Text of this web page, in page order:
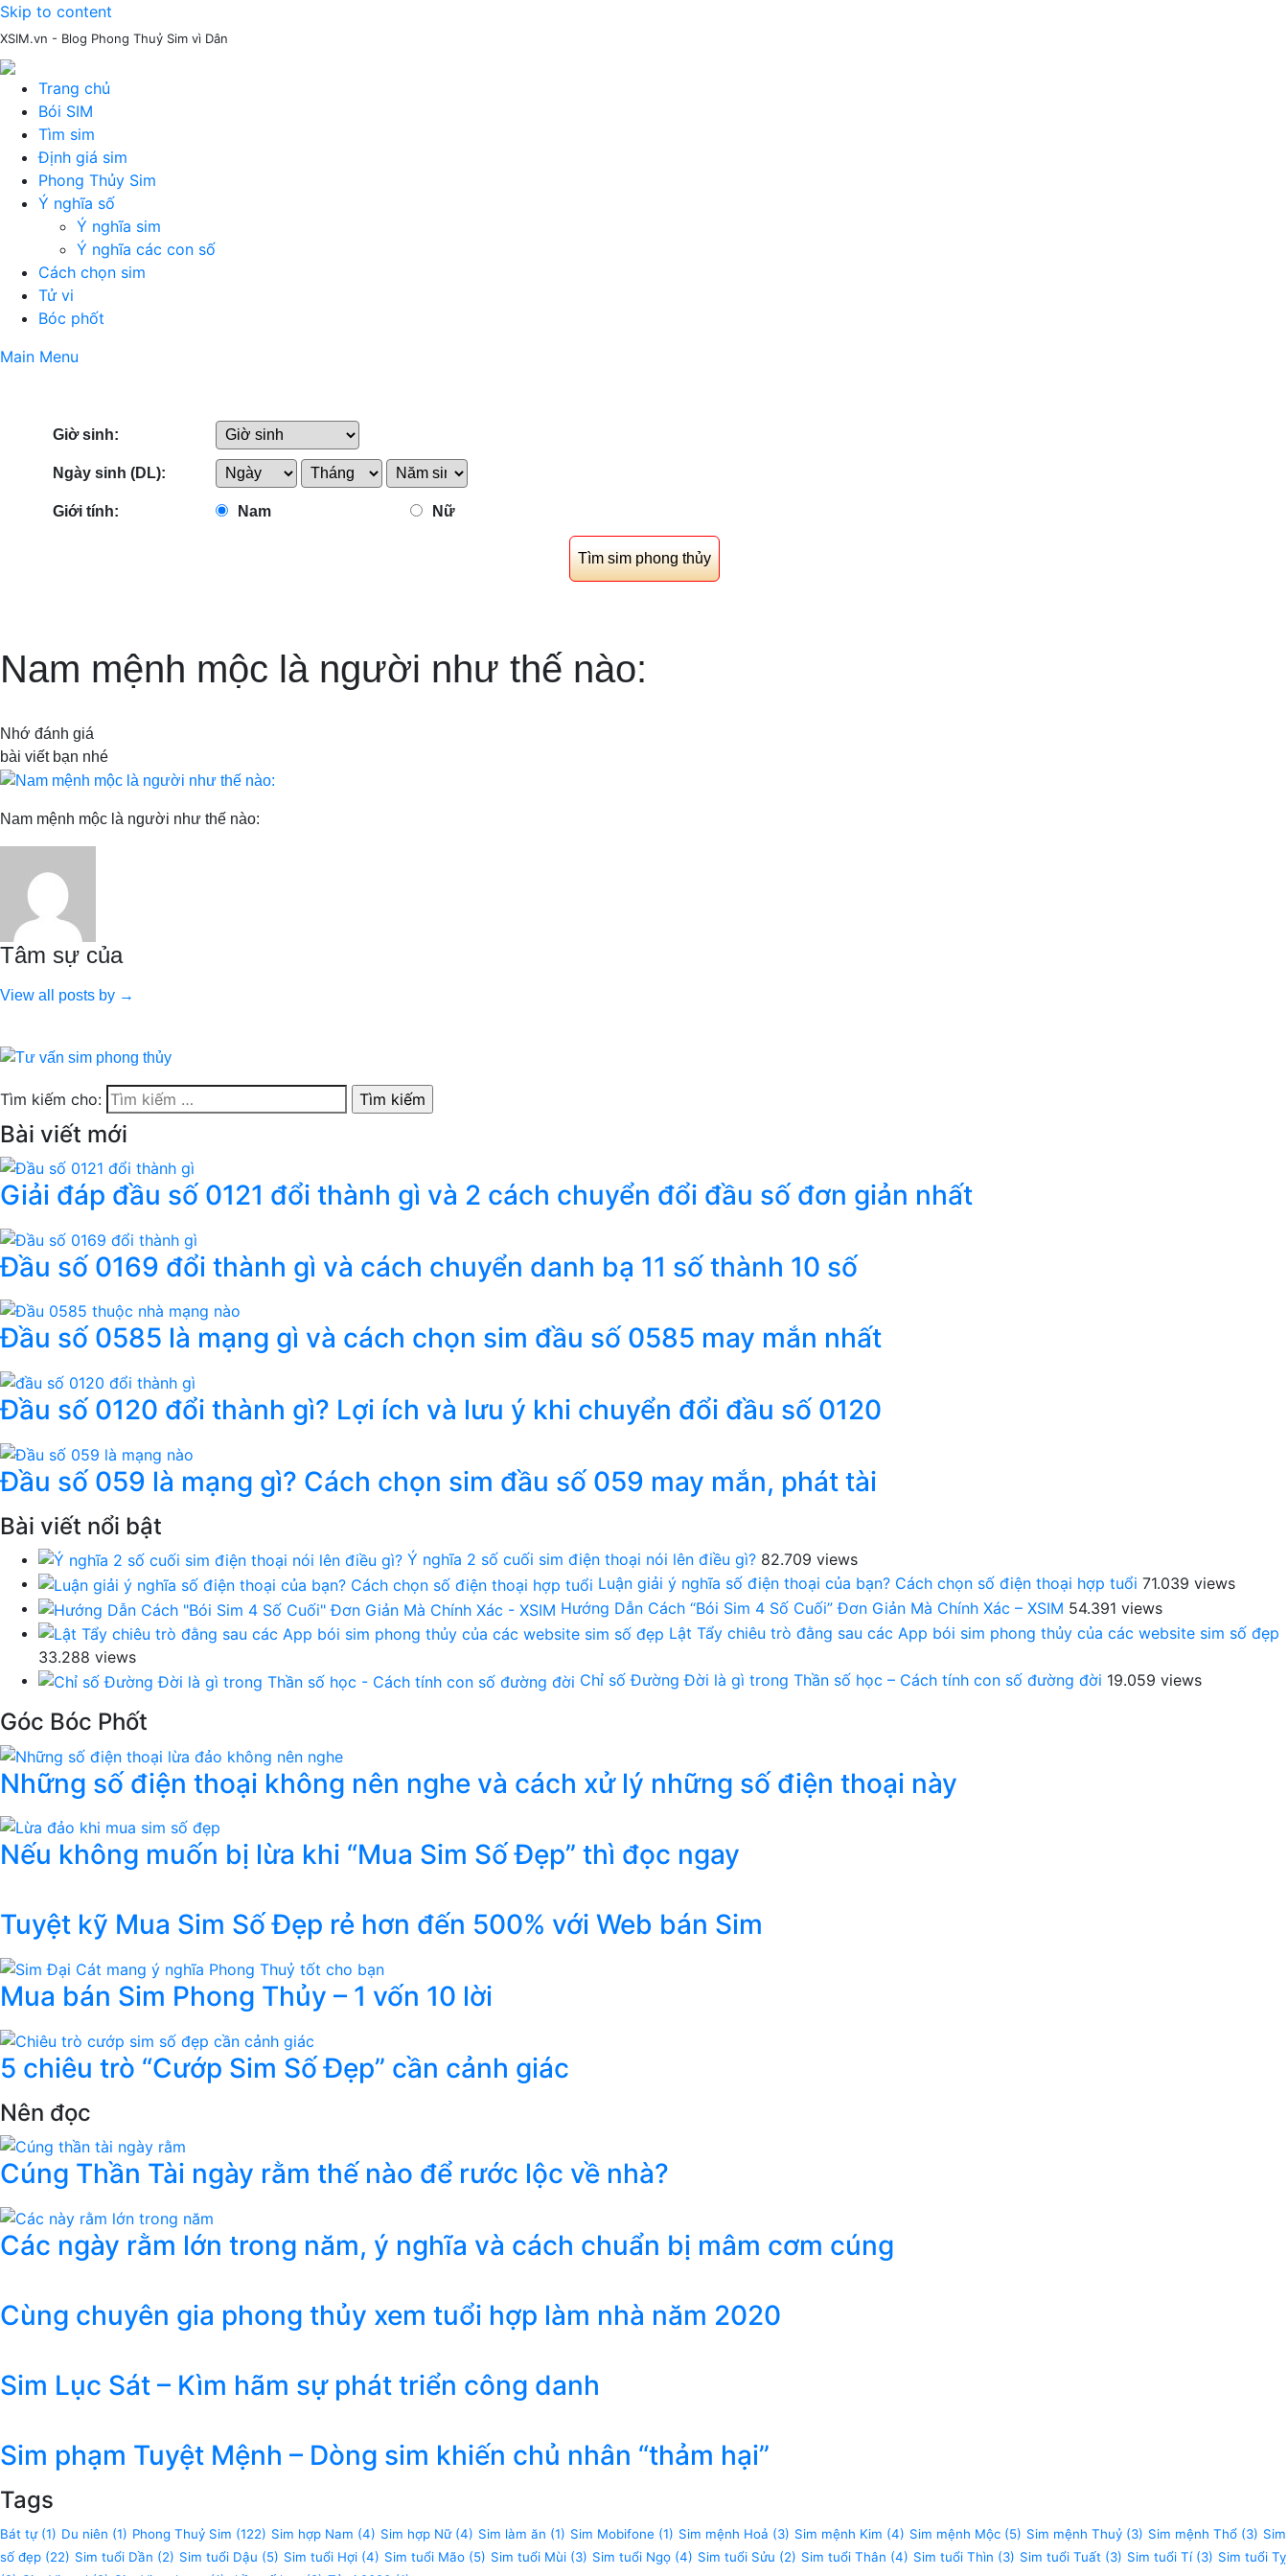
Skip to content
XSIM.vn - Blog Phong Thuỷ Sim vì Dân
Trang chủ
Bói SIM
Tìm sim
Định giá sim
Phong Thủy Sim
Ý nghĩa số
Ý nghĩa sim
Ý nghĩa các con số
Cách chọn sim
Tử vi
Bóc phốt
Main Menu
Giờ sinh:
Ngày sinh (DL):
Giới tính: Nam Nữ
Nam mệnh mộc là người như thế nào:
Nhớ đánh giá
bài viết bạn nhé
Nam mệnh mộc là người như thế nào:
Tâm sự của
View all posts by →
Tìm kiếm cho:
Bài viết mới
Giải đáp đầu số 0121 đổi thành gì và 2 cách chuyển đổi đầu số đơn giản nhất
Đầu số 0169 đổi thành gì và cách chuyển danh bạ 11 số thành 10 số
Đầu số 0585 là mạng gì và cách chọn sim đầu số 0585 may mắn nhất
Đầu số 0120 đổi thành gì? Lợi ích và lưu ý khi chuyển đổi đầu số 0120
Đầu số 059 là mạng gì? Cách chọn sim đầu số 059 may mắn, phát tài
Bài viết nổi bật
Ý nghĩa 2 số cuối sim điện thoại nói lên điều gì? 82.709 views
Luận giải ý nghĩa số điện thoại của bạn? Cách chọn số điện thoại hợp tuổi 71.039 views
Hướng Dẫn Cách “Bói Sim 4 Số Cuối” Đơn Giản Mà Chính Xác – XSIM 54.391 views
Lật Tẩy chiêu trò đằng sau các App bói sim phong thủy của các website sim số đẹp
33.288 views
Chỉ số Đường Đời là gì trong Thần số học – Cách tính con số đường đời 19.059 views
Góc Bóc Phốt
Những số điện thoại không nên nghe và cách xử lý những số điện thoại này
Nếu không muốn bị lừa khi “Mua Sim Số Đẹp” thì đọc ngay
Tuyệt kỹ Mua Sim Số Đẹp rẻ hơn đến 500% với Web bán Sim
Mua bán Sim Phong Thủy – 1 vốn 10 lời
5 chiêu trò “Cướp Sim Số Đẹp” cần cảnh giác
Nên đọc
Cúng Thần Tài ngày rằm thế nào để rước lộc về nhà?
Các ngày rằm lớn trong năm, ý nghĩa và cách chuẩn bị mâm cơm cúng
Cùng chuyên gia phong thủy xem tuổi hợp làm nhà năm 2020
Sim Lục Sát – Kìm hãm sự phát triển công danh
Sim phạm Tuyệt Mệnh – Dòng sim khiến chủ nhân “thảm hại”
Tags
Bát tự(1) Du niên (1) Phong Thuỷ Sim (122) Sim hợp Nam (4) Sim hợp Nữ(4) Sim làm ăn (1) Sim Mobifone (1) Sim mệnh Hoả (3) Sim mệnh Kim (4) Sim mệnh Mộc (5) Sim mệnh Thuỷ (3) Sim mệnh Thổ (3) Sim
số đẹp (22) Sim tuổi Dần (2) Sim tuổi Dậu (5) Sim tuổi Hợi (4) Sim tuổi Mão (5) Sim tuổi Mùi (3) Sim tuổi Ngọ (4) Sim tuổi Sửu (2) Sim tuổi Thân (4) Sim tuổi Thìn (3) Sim tuổi Tuất (3) Sim tuổi Tí(3) Sim tuổi Tỵ